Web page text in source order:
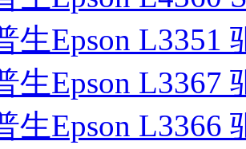
生Epson L3351
生Epson L3367
生Epson L3366